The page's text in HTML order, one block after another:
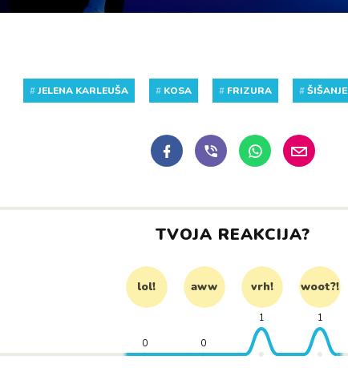
#JELENA KARLEUŠA # KOSA # FRIZURA #ŠIŠANJE
TVOJA REAKCIJA?
lol! aww vrh! woot?!
0 0
1 1